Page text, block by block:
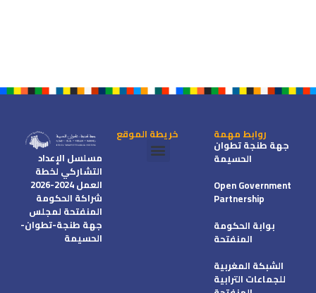
روابط مهمة
جهة طنجة تطوان
الحسيمة
Open Government
Partnership
بوابة الحكومة
المنفتحة
الشبكة المغربية
للجماعات الترابية
خريطة الموقع
مسلسل الإعداد
التشاركي لخطة
العمل 2024-2026
شراكة الحكومة
المنفتحة لمجلس
جهة طنجة-تطوان-
الحسيمة